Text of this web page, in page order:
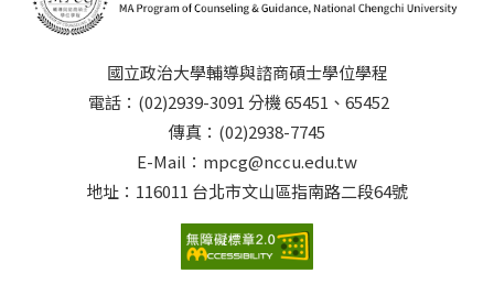
國立政治大學輔導與諮商碩士學位學程
電話：(02)2939-3091 分機 65451、65452
傳真：(02)2938-7745
E-Mail：mpcg@nccu.edu.tw
地址：116011 台北市文山區指南路二段64號